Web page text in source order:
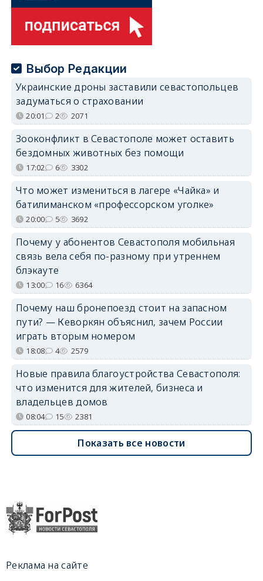
Выбор Редакции
Украинские дроны заставили севастопольцев
задуматься о страховании
20:01 2 2071
Зооконфликт в Севастополе может оставить
бездомных животных без помощи
17:02 6 3302
Что может измениться в лагере «Чайка» и
батилиманском «профессорском уголке»
20:00 5 3692
Почему у абонентов Севастополя мобильная
связь вела себя по-разному при утреннем
блэкауте
13:00 16 6364
Почему наш бронепоезд стоит на запасном
пути? — Кеворкян объяснил, зачем России
играть вторым номером
18:08 4 2579
Новые правила благоустройства Севастополя:
что изменится для жителей, бизнеса и
владельцев домов
08:04 15 2381
Показать все новости
Реклама на сайте